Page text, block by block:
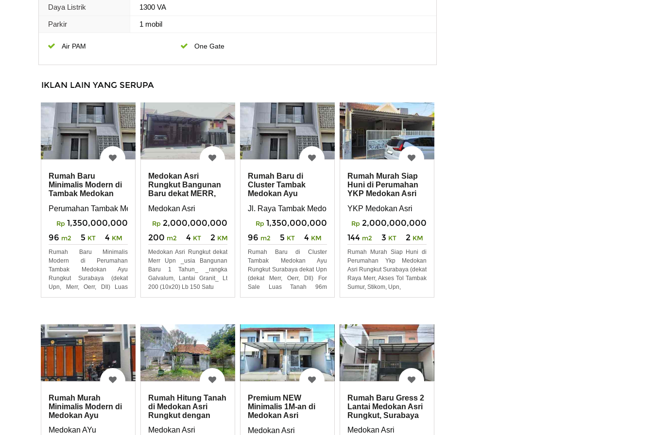
Daya Listrik 1300 VA
Parkir 1 mobil
Air PAM One Gate
IKLAN LAIN YANG SERUPA
Rumah Baru
Minimalis Modern di
Tambak Medokan
Surabaya
Perumahan Tambak Medokan Ayu Rungkut
Rp 1,350,000,000
96 m2 5 KT 4 KM
Rumah Baru Minimalis
Modern di Perumahan
Tambak Medokan Ayu
Rungkut Surabaya (dekat
Upn, Merr, Oerr, Dll) Luas
Medokan Asri
Rungkut Bangunan
Baru dekat MERR,
Medokan Asri
Rp 2,000,000,000
200 m2 4 KT 2 KM
Medokan Asri Rungkut dekat
Merr Upn _usia Bangunan
Baru 1 Tahun_ _rangka
Galvalum, Lantai Granit_ Lt
200 (10x20) Lb 150 Satu
Rumah Baru di
Cluster Tambak
Medokan Ayu
dekat UPN
Jl. Raya Tambak Medokan Ayu
Rp 1,350,000,000
96 m2 5 KT 4 KM
Rumah Baru di Cluster
Tambak Medokan Ayu
Rungkut Surabaya dekat Upn
(dekat Merr, Oerr, Dll) For
Sale Luas Tanah 96m
Rumah Murah Siap
Huni di Perumahan
YKP Medokan Asri
YKP Medokan Asri
Rp 2,000,000,000
144 m2 3 KT 2 KM
Rumah Murah Siap Huni di
Perumahan Ykp Medokan
Asri Rungkut Surabaya (dekat
Raya Merr, Akses Tol Tambak
Sumur, Stikom, Upn,
Rumah Murah
Minimalis Modern di
Medokan Ayu
Timur
Medokan AYu
Rumah Hitung Tanah
di Medokan Asri
Rungkut dengan
Medokan Asri
Premium NEW
Minimalis 1M-an di
Medokan Asri
Medokan Asri
Rumah Baru Gress 2
Lantai Medokan Asri
Rungkut, Surabaya
Medokan Asri